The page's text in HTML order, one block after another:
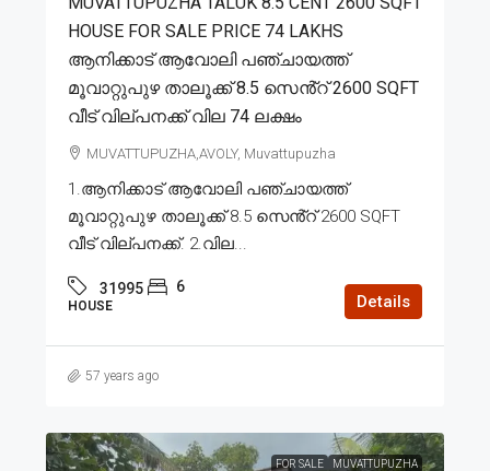
HOUSE FOR SALE PRICE 74 LAKHS
ആനിക്കാട് ആവോലി പഞ്ചായത്ത്
മൂവാറ്റുപുഴ താലൂക്ക് 8.5 സെൻ്റ് 2600 SQFT
വീട് വില്പനക്ക് വില 74 ലക്ഷം
MUVATTUPUZHA,AVOLY, Muvattupuzha
1.ആനിക്കാട് ആവോലി പഞ്ചായത്ത്
മൂവാറ്റുപുഴ താലൂക്ക് 8.5 സെൻ്റ് 2600 SQFT
വീട് വില്പനക്ക്. 2.വില...
31995 6
HOUSE Details
57 years ago
FOR SALE MUVATTUPUZHA